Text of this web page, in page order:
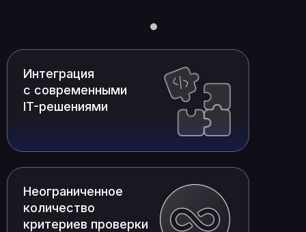
Интеграция
с современными
IT-решениями
Неограниченное
количество
критериев проверки